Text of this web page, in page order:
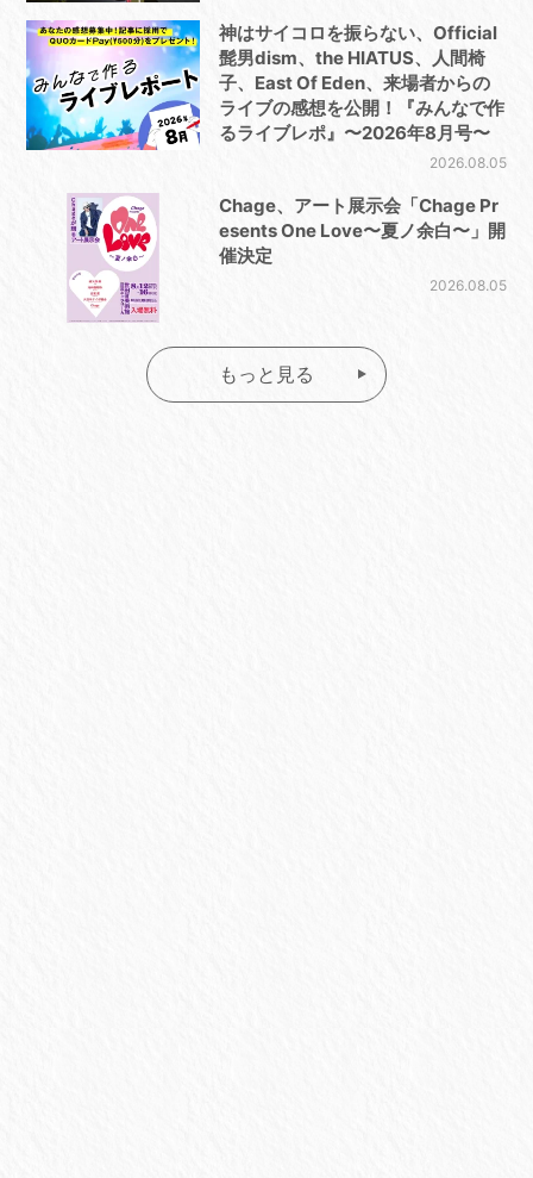
神はサイコロを振らない、Official
髭男dism、the HIATUS、人間椅
子、East Of Eden、来場者からの
ライブの感想を公開！『みんなで作
るライブレポ』〜2026年8月号〜
2026.08.05
Chage、アート展示会「Chage Pr
esents One Love〜夏ノ余白〜」開
催決定
2026.08.05
もっと見る